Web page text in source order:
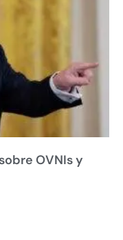
OVNIs y